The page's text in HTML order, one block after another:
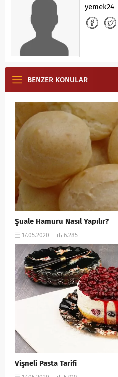
yemek24
BENZER KONULAR
Şuale Hamuru Nasıl Yapılır?
17.05.2020 6.285
Vişneli Pasta Tarifi